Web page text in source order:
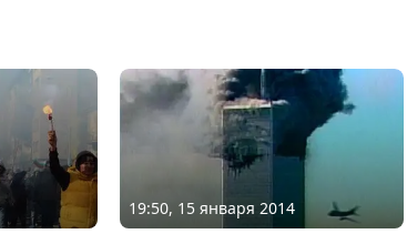
19:50, 15 января 2014